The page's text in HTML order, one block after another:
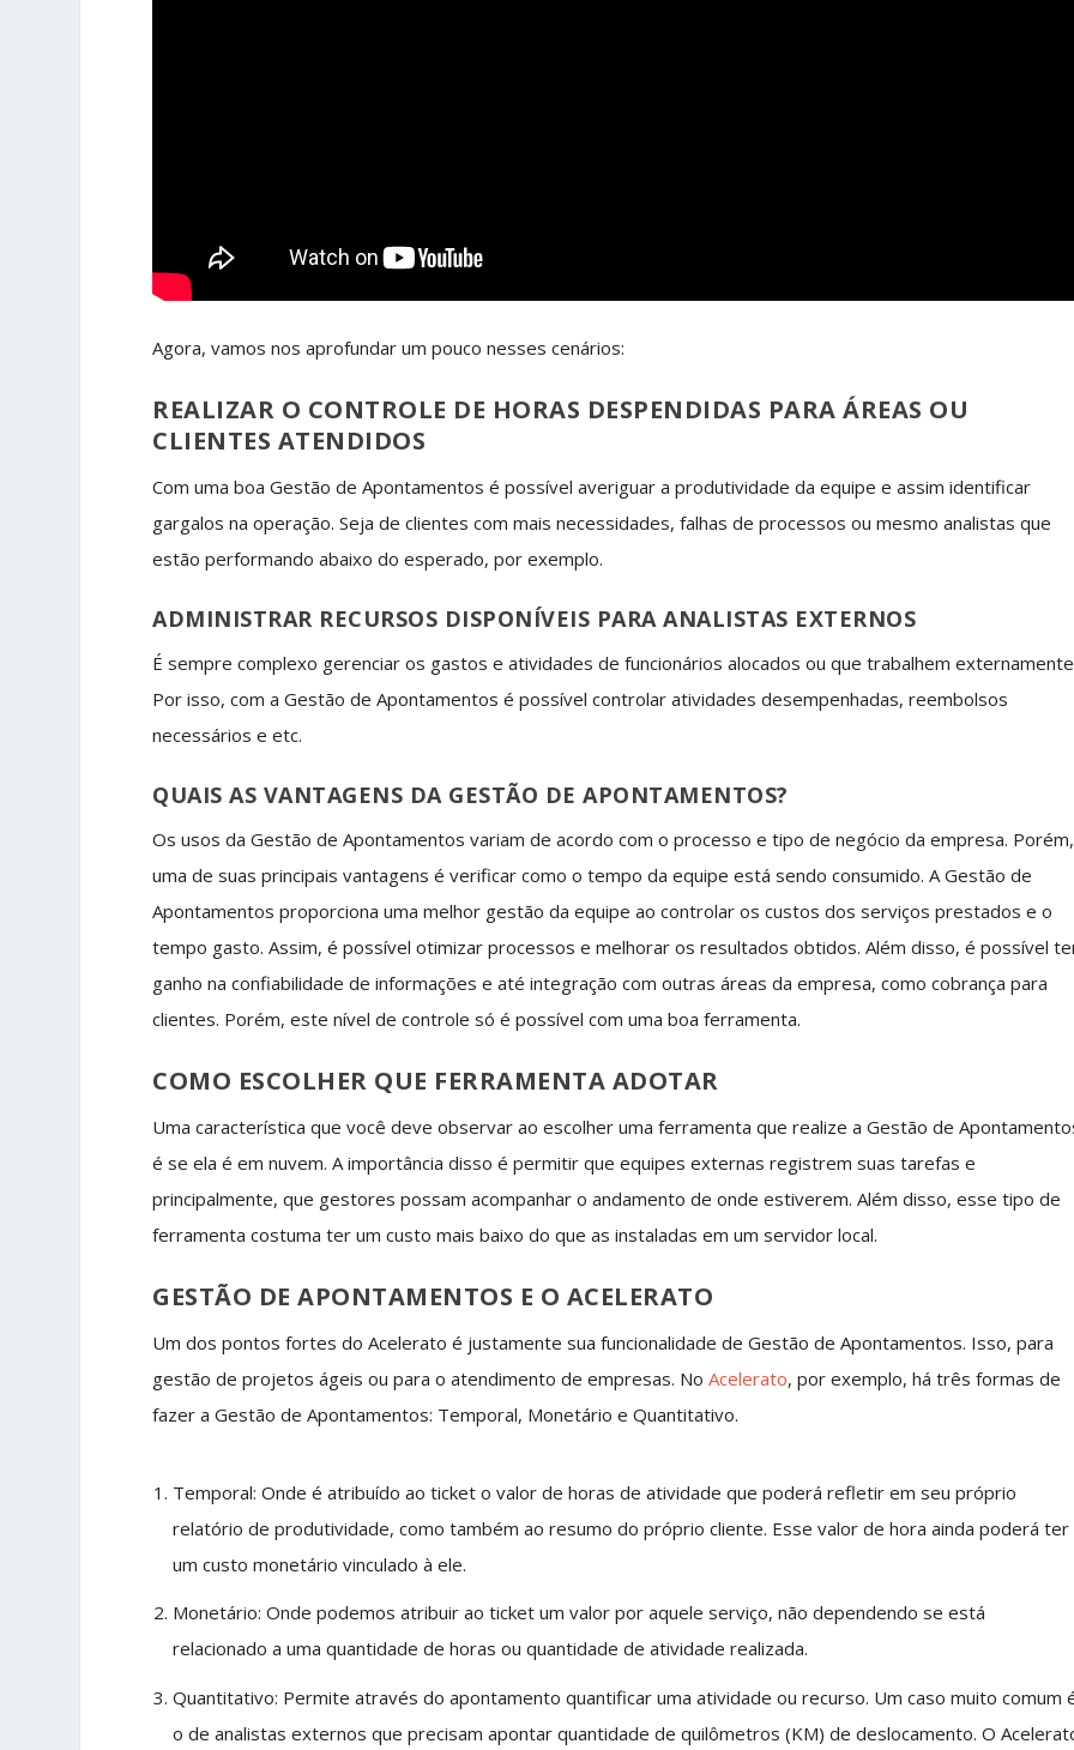
Agora, vamos nos aprofundar um pouco nesses cenários:
REALIZAR O CONTROLE DE HORAS DESPENDIDAS PARA ÁREAS OU
CLIENTES ATENDIDOS
Com uma boa Gestão de Apontamentos é possível averiguar a produtividade da equipe e assim identificar
gargalos na operação. Seja de clientes com mais necessidades, falhas de processos ou mesmo analistas que
estão performando abaixo do esperado, por exemplo.
ADMINISTRAR RECURSOS DISPONÍVEIS PARA ANALISTAS EXTERNOS
É sempre complexo gerenciar os gastos e atividades de funcionários alocados ou que trabalhem
Por isso, com a Gestão de Apontamentos é possível controlar atividades desempenhadas, reembolsos
necessários e etc.
QUAIS AS VANTAGENS DA GESTÃO DE APONTAMENTOS?
Os usos da Gestão de Apontamentos variam de acordo com o processo e tipo de negócio da empresa. Porém,
uma de suas principais vantagens é verificar como o tempo da equipe está sendo consumido. A Gestão de
Apontamentos proporciona uma melhor gestão da equipe ao controlar os custos dos serviços prestados e o
tempo gasto. Assim, é possível otimizar processos e melhorar os resultados obtidos. Além disso, é possível
ganho na confiabilidade de informações e até integração com outras áreas da empresa, como cobrança para
clientes. Porém, este nível de controle só é possível com uma boa ferramenta.
COMO ESCOLHER QUE FERRAMENTA ADOTAR
Uma característica que você deve observar ao escolher uma ferramenta que realize a Gestão de
é se ela é em nuvem. A importância disso é permitir que equipes externas registrem suas tarefas e
principalmente, que gestores possam acompanhar o andamento de onde estiverem. Além disso, esse tipo de
ferramenta costuma ter um custo mais baixo do que as instaladas em um servidor local.
GESTÃO DE APONTAMENTOS E O ACELERATO
Um dos pontos fortes do Acelerato é justamente sua funcionalidade de Gestão de Apontamentos. Isso, para
gestão de projetos ágeis ou para o atendimento de empresas. NoAcelerato, por exemplo, há três formas de
fazer a Gestão de Apontamentos: Temporal, Monetário e Quantitativo.
Temporal: Onde é atribuído ao ticket o valor de horas de atividade que poderá refletir em seu próprio
relatório de produtividade, como também ao resumo do próprio cliente. Esse valor de hora ainda poderá ter
um custo monetário vinculado à ele.
Monetário: Onde podemos atribuir ao ticket um valor por aquele serviço, não dependendo se está
relacionado a uma quantidade de horas ou quantidade de atividade realizada.
Quantitativo: Permite através do apontamento quantificar uma atividade ou recurso. Um caso muito comum
o de analistas externos que precisam apontar quantidade de quilômetros (KM) de deslocamento. O